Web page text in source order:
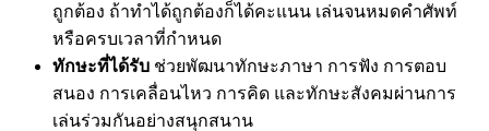
ถูกต้อง ถ้าทำได้ถูกต้องก็ได้คะแนน เล่นจนหมดคำศัพท์
หรือครบเวลาที่กำหนด
ทักษะที่ได้รับ ช่วยพัฒนาทักษะภาษา การฟัง การตอบ
สนอง การเคลื่อนไหว การคิด และทักษะสังคมผ่านการ
เล่นร่วมกันอย่างสนุกสนาน